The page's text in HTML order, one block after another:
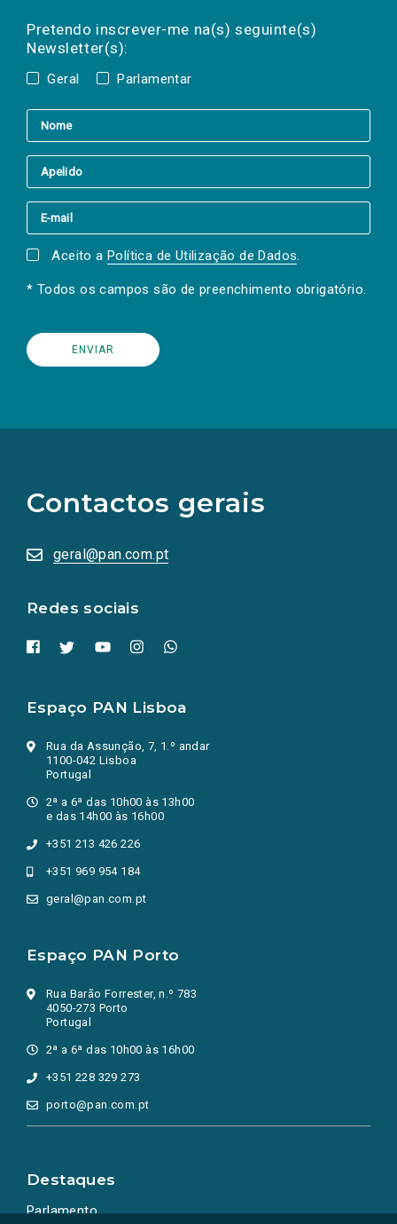
Pretendo inscrever-me na(s) seguinte(s)
Newsletter(s):
Geral Parlamentar
a(s) newsletter(s).
mail
Aceito a Política de Utilização de Dados.
* Todos os campos são de preenchimento obrigatório.
Contactos gerais
geral@pan.com.pt
Redes sociais
redes
sociais
numa
nova
Espaço PAN Lisboa
Rua da Assunção, 7, 1.º andar
1100-042 Lisboa
Portugal
2ª a 6ª das 10h00 às 13h00
e das 14h00 às 16h00
+351 213 426 226
+351 969 954 184
geral@pan.com.pt
Espaço PAN Porto
Rua Barão Forrester, n.º 783
4050-273 Porto
Portugal
2ª a 6ª das 10h00 às 16h00
+351 228 329 273
porto@pan.com.pt
Destaques
Parlamento